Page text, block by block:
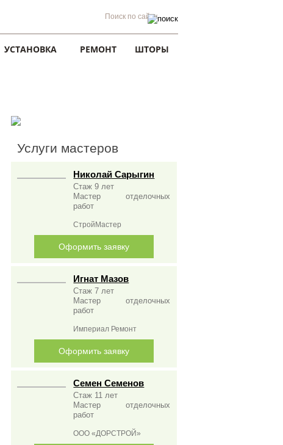
УСТАНОВКА РЕМОНТ ШТОРЫ
Услуги мастеров
Николай Сарыгин
Стаж 9 лет
Мастер отделочных
работ
СтройМастер
Оформить заявку
Игнат Мазов
Стаж 7 лет
Мастер отделочных
работ
Империал Ремонт
Оформить заявку
Семен Семенов
Стаж 11 лет
Мастер отделочных
работ
ООО «ДОРСТРОЙ»